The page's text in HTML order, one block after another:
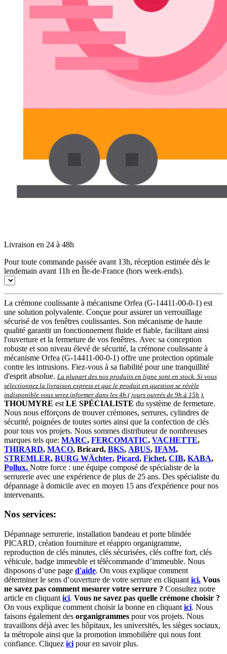
Livraison en 24 à 48h
Pour toute commande passée avant 13h, réception estimée dès le
lendemain avant 11h en Île-de-France (hors week-ends).
La crémone coulissante à mécanisme Orfea (G-14411-00-0-1) est
une solution polyvalente. Conçue pour assurer un verrouillage
sécurisé de vos fenêtres coulissantes. Son mécanisme de haute
qualité garantit un fonctionnement fluide et fiable, facilitant ainsi
l'ouverture et la fermeture de vos fenêtres. Avec sa conception
robuste et son niveau élevé de sécurité, la crémone coulissante à
mécanisme Orfea (G-14411-00-0-1) offre une protection optimale
contre les intrusions. Fiez-vous à sa fiabilité pour une tranquillité
d'esprit absolue. La plupart des nos produits en ligne sont en stock. Si vous
sélectionnez la livraison express et que le produit en question se révèle
indisponible vous serez informer dans les 4h ( jours ouvrés de 9h à 15h )
THOUMYRE est LE SPÉCIALISTE du système de fermeture.
Nous nous efforçons de trouver crémones, serrures, cylindres de
sécurité, poignées de toutes sortes ainsi que la confection de clés
pour tous vos projets. Nous sommes distributeur de nombreuses
marques tels que: MARC, FERCOMATIC, VACHETTE,
THIRARD, MACO, Bricard, BKS, ABUS, IFAM,
STREMLER, BURG WÄchter, Picard, Fichet, CIB, KABA,
Pollux. Notre force : une équipe composé de spécialiste de la
serrurerie avec une expérience de plus de 25 ans. Des spécialiste du
dépannage à domicile avec en moyen 15 ans d'expérience pour nos
intervenants.
Nos services:
Dépannage serrurerie, installation bandeau et porte blindée
PICARD, création fourniture et réappro organigramme,
reproduction de clés minutes, clés sécurisées, clés coffre fort, clés
véhicule, badge immeuble et télécommande d’immeuble. Nous
disposons d’une page d'aide. On vous explique comment
déterminer le sens d’ouverture de votre serrure en cliquant ici. Vous
ne savez pas comment mesurer votre serrure ? Consultez notre
article en cliquant ici. Vous ne savez pas quelle crémone choisir ?
On vous explique comment choisir la bonne en cliquant ici. Nous
faisons également des organigrammes pour vos projets. Nous
travaillons déjà avec les hôpitaux, les universités, les sièges sociaux,
la métropole ainsi que la promotion immobilière qui nous font
confiance. Cliquez ici pour en savoir plus.